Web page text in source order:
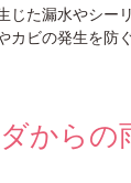
じた漏水やシー
ビの発生を防
からの